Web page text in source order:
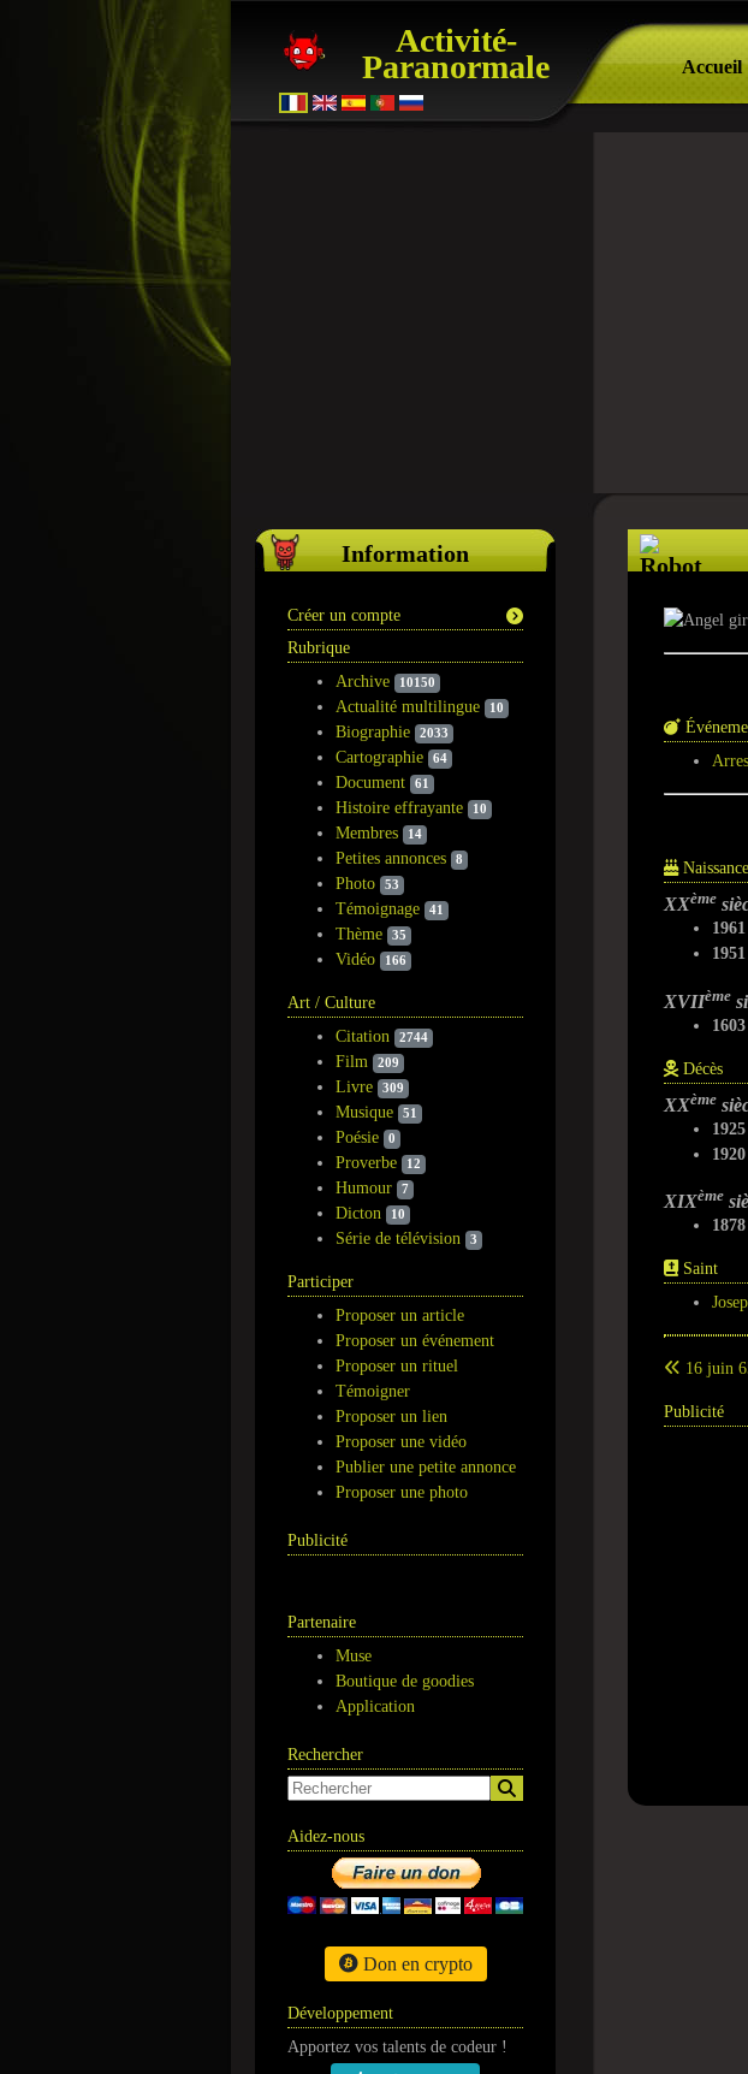
Activité-
Paranormale Accueil
Information
Créer un compte
Rubrique
Archive
10150
Actualité multilingue 10
Biographie 2033
Cartographie 64
Document 61
Histoire effrayante 10
Membres 14
Petites annonces 8
Photo 53
Témoignage 41
Thème 35
Vidéo 166
Art / Culture
Citation
2744
Film 209
Livre 309
Musique 51
Poésie 0
Proverbe 12
Humour 7
Dicton 10
Série de télévision 3
Participer
Proposer un article
Proposer un événement
Proposer un rituel
Témoigner
Proposer un lien
Proposer une vidéo
Publier une petite annonce
Proposer une photo
Publicité
Partenaire
Muse
Boutique de goodies
Application
Rechercher
Aidez-nous
Don en crypto
Développement
Apportez vos talents de codeur !
XXème
1961
1951
XVIIème
1603
Décès
XXème
1925
1920
XIXème
1878
Saint
16 juin
Publicité